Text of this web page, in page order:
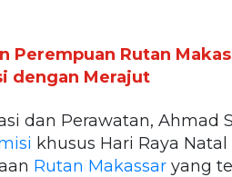
Perempuan Rutan
dengan Merajut
dan Perawatan, Ahmad
khusus Hari Raya
Rutan Makassar yang